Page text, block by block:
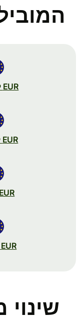
EUR ל-USD
EUR ל-CHF
EUR ל-INR
EUR ל-JPY